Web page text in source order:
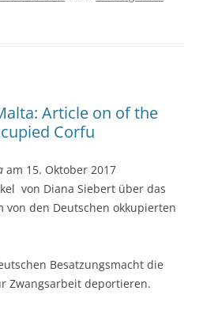
Article on of the
Corfu
am 15. Oktober 2017
von Diana Siebert über das
von den Deutschen okkupierten
Besatzungsmacht die
Zwangsarbeit deportieren.